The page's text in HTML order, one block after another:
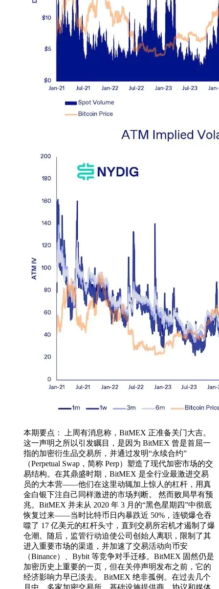
本期要点： 上周有消息称，BitMEX 正准备关门大吉。
这一声明之所以引发瞩目，是因为 BitMEX 曾是首屈一
指的加密衍生品交易所，并通过发明“永续合约”
（Perpetual Swap，简称 Perp）塑造了现代加密市场的交
易结构。在其鼎盛时期，BitMEX 是全行业最激进交易
员的大本营——他们在这里动辄加上惊人的杠杆，用真
金白银下注自己同样激进的市场判断。 然而败局早有预
兆。BitMEX 并未从 2020 年 3 月的“黑色星期四”中彻底
恢复过来——当时比特币日内暴跌近 50%，连锁爆仓吞
噬了 17 亿美元的杠杆头寸，直到交易所宕机才遏制了爆
仓潮。随后，监管行动迫使公司创始人离职，限制了其
进入重要市场的渠道，并加速了交易活动向币安
（Binance）、Bybit 等竞争对手迁移。BitMEX 固然仍是
加密历史上重要的一页，但在关停声明发布之前，它的
经济影响力早已淡去。 BitMEX 绝非孤例。在过去几个
月中，多家加密交易所、基础设施提供商、协议和媒体